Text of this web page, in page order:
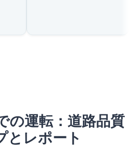
の運転：道路品質
とレポート